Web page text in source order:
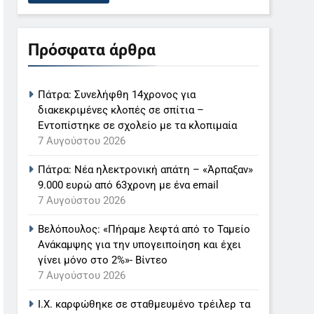
Πρόσφατα άρθρα
Πάτρα: Συνελήφθη 14χρονος για
διακεκριμένες κλοπές σε σπίτια –
Εντοπίστηκε σε σχολείο με τα κλοπιμαία
7 Αυγούστου 2026
Πάτρα: Νέα ηλεκτρονική απάτη – «Άρπαξαν»
9.000 ευρώ από 63χρονη με ένα email
7 Αυγούστου 2026
Βελόπουλος: «Πήραμε λεφτά από το Ταμείο
Ανάκαμψης για την υπογειποίηση και έχει
γίνει μόνο στο 2%»- Βίντεο
7 Αυγούστου 2026
Ι.Χ. καρφώθηκε σε σταθμευμένο τρέιλερ τα